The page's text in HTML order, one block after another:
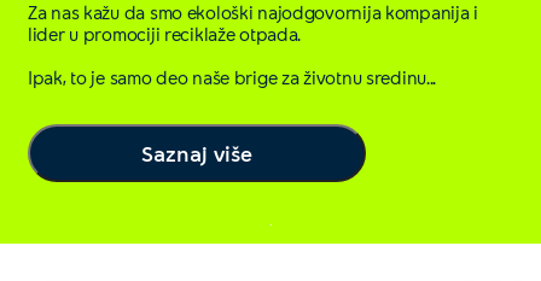
Za nas kažu da smo ekološki najodgovornija kompanija i
lider u promociji reciklaže otpada.
Ipak, to je samo deo naše brige za životnu sredinu...
Saznaj više